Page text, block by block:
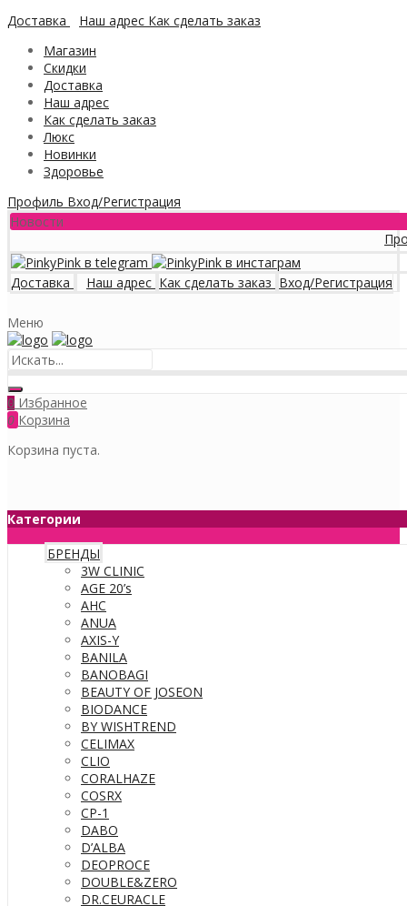
Доставка
Наш адрес Как сделать заказ
Магазин
Скидки
Доставка
Наш адрес
Как сделать заказ
Люкс
Новинки
Здоровье
Профиль Вход/Регистрация
Новости
Доставка Наш адрес Как сделать заказ Вход/Регистрация
Меню
0 Избранное
0 Корзина
Корзина пуста.
Категории
БРЕНДЫ
3W CLINIC
AGE 20’s
AHC
ANUA
AXIS-Y
BANILA
BANOBAGI
BEAUTY OF JOSEON
BIODANCE
BY WISHTREND
CELIMAX
CLIO
CORALHAZE
COSRX
CP-1
DABO
D’ALBA
DEOPROCE
DOUBLE&ZERO
DR.CEURACLE